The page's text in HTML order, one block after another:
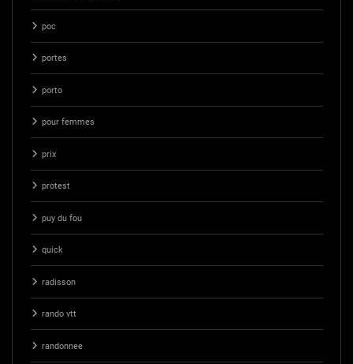
poc
portes
porto
pour femmes
prix
protest
puy du fou
quick
radisson
rando vtt
randonnee